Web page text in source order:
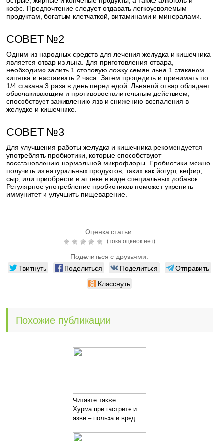
кофе. Предпочтение следует отдавать легкоусвояемым
продуктам, богатым клетчаткой, витаминами и минералами.
СОВЕТ №2
Одним из народных средств для лечения желудка и кишечника
является отвар из льна. Для приготовления отвара,
необходимо залить 1 столовую ложку семян льна 1 стаканом
кипятка и настаивать 2 часа. Затем процедить и принимать по
1/4 стакана 3 раза в день перед едой. Льняной отвар обладает
обволакивающим и противовоспалительным действием,
способствует заживлению язв и снижению воспаления в
желудке и кишечнике.
СОВЕТ №3
Для улучшения работы желудка и кишечника рекомендуется
употреблять пробиотики, которые способствуют
восстановлению нормальной микрофлоры. Пробиотики можно
получить из натуральных продуктов, таких как йогурт, кефир,
сыр, или приобрести в аптеке в виде специальных добавок.
Регулярное употребление пробиотиков поможет укрепить
иммунитет и улучшить пищеварение.
Оценка статьи:
(пока оценок нет)
Поделиться с друзьями:
Твитнуть Поделиться Поделиться
Отправить
Класснуть
Похожие публикации
Читайте также:
Хурма при гастрите и
язве – польза и вред